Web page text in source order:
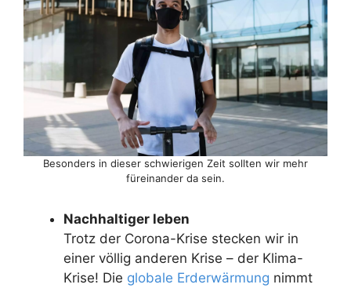
Besonders in dieser schwierigen Zeit sollten wir mehr
füreinander da sein.
Nachhaltiger leben
Trotz der Corona-Krise stecken wir in
einer völlig anderen Krise – der Klima-
Krise! Die globale Erderwärmung nimmt